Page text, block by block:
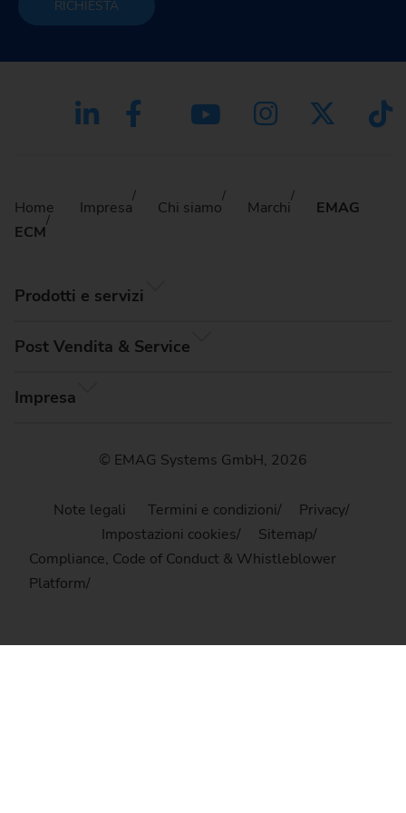
RICHIESTA
Home Impresa Chi siamo Marchi
EMAG
ECM
Prodotti e servizi
Post Vendita & Service
Impresa
© EMAG Systems GmbH, 2026
Note legali Termini e condizioni
Privacy
Impostazioni cookies
Sitemap
Compliance, Code of Conduct & Whistleblower
Platform